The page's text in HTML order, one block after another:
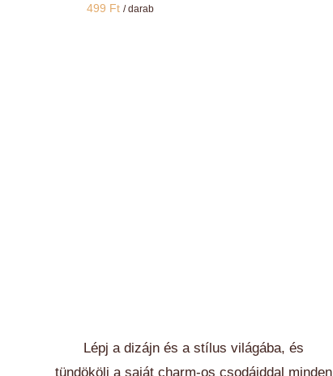
499 Ft / darab
Lépj a dizájn és a stílus világába, és
tündökölj a saját charm-os csodáiddal minden